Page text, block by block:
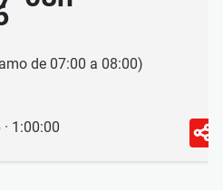
de 07:00 a 08:00)
1:00:00